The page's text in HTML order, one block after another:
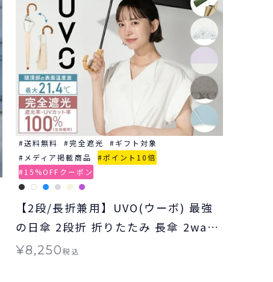
送料無料 完全遮光
ギフト対象
メディア掲載商品
ポイント10倍
15%OFFクーポン
【2段/長折兼用】UVO(ウーボ) 最強
の日傘 2段折 折りたたみ 長傘 2way
ミニ 完全遮光100% ギフト対象 ≪送
¥8,250税込